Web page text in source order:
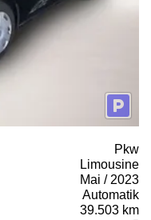
Pkw
Limousine
Mai / 2023
Automatik
39.503 km